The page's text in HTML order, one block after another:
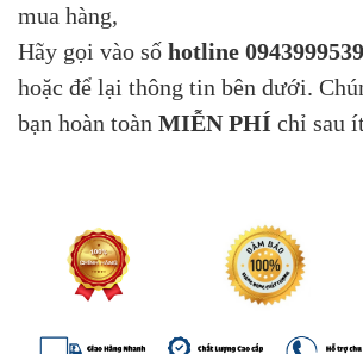
mua hàng,
Hãy gọi vào số hotline 0943999539
hoặc để lại thông tin bên dưới.
bạn hoàn toàn MIỄN PHÍ chỉ sau